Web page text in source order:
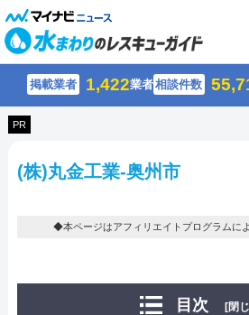
掲載業者 1,422業者相談件数
PR
(株)丸⾦工業-奥州市
◆本ページはアフィリエイトプログラムに
目次 [閉